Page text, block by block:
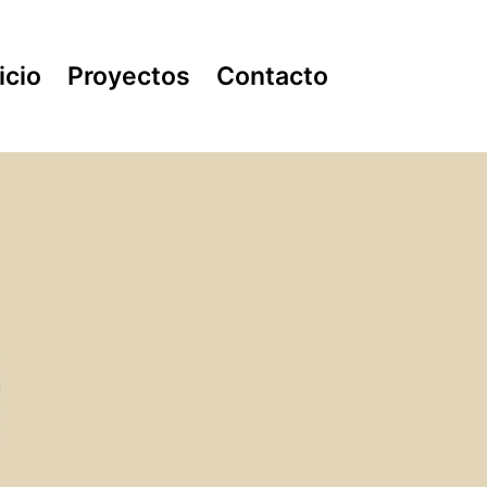
Proyectos Contacto